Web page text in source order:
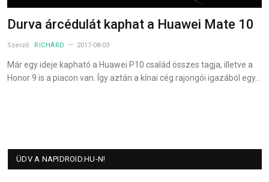
Durva árcédulát kaphat a Huawei Mate 10
Szerző: RICHÁRD 2017-08-03
Már egy ideje kapható a Huawei P10 család összes tagja, illetve a
Honor 9 is a piacon van. Így aztán a kínai cég rajongói igazából egy…
ÜDV A NAPIDROID.HU-N!